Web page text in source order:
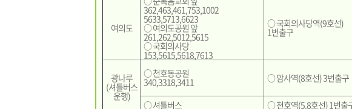
여의도
362,463,461,753,1002
5633,5713,6623
○ 여의도공원 앞
261,262,5012,5615
○ 국회의사당
153,5615,5618,7613
○ 국회의사당역(9호선)
1번출구
광나루
(셔틀버스
운행)
○ 천호동공원
340,3318,3411 ○ 암사역(8호선) 3번출구
○ 셔틀버스 ○ 천호역(5.8호선) 1번출